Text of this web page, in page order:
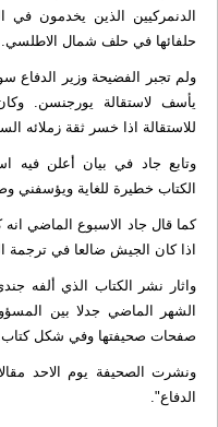
الدنمركيين الذين يخدمون في
حلفائها في حلف شمال الاطلسي.
ولم تجبر الفضيحة وزير الدفاع
يأسف لاستقالة يورجنسن.
للاستقالة اذا خسر ثقة زملائه
وتابع جاد في بيان أعلن فيه
الكتاب خطيرة للغاية ويؤسفني
كما قال جاد الاسبوع الماضي
اذا كان الجيش ضالعا في ترجمة
واثار نشر الكتاب الذي ألفه
الشهر الماضي جدلا بين
صفحات صحيفتها وفي شكل
ونشرت الصحيفة يوم الاحد
الدفاع".